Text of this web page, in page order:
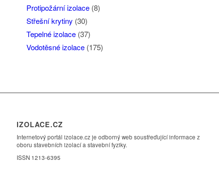
Protipožární izolace(8)
Střešní krytiny (30)
Tepelné izolace(37)
Vodotěsné izolace(175)
IZOLACE.CZ
Internetový portál izolace.cz je odborný web soustřeďující informace z
oboru stavebních izolací a stavební fyziky.
ISSN 1213-6395